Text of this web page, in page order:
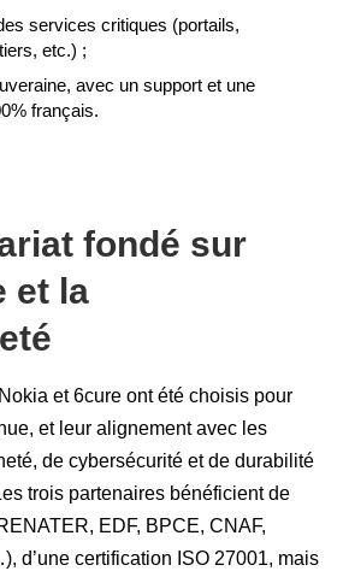
services critiques (portails,
etc.) ;
avec un support et une
français.
fondé sur
et la
et 6cure ont été choisis pour
et leur alignement avec les
de cybersécurité et de durabilité
trois partenaires bénéficient de
EDF, BPCE, CNAF,
d’une certification ISO 27001, mais